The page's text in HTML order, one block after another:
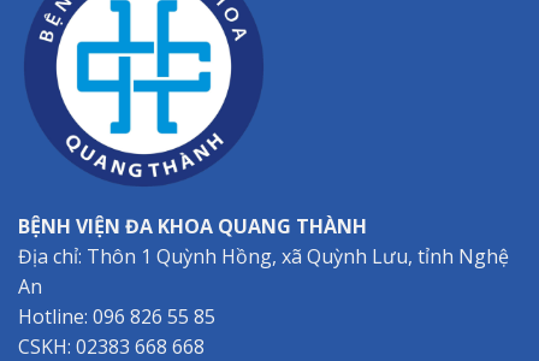
BỆNH VIỆN ĐA KHOA QUANG THÀNH
Địa chỉ: Thôn 1 Quỳnh Hồng, xã Quỳnh Lưu, tỉnh Nghệ
An
Hotline: 096 826 55 85
CSKH: 02383 668 668